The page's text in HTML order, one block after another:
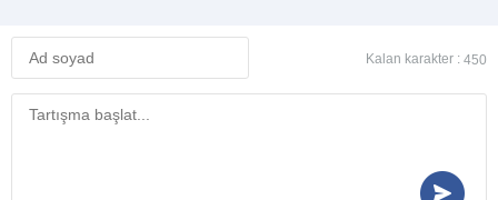
Kalan karakter : 450